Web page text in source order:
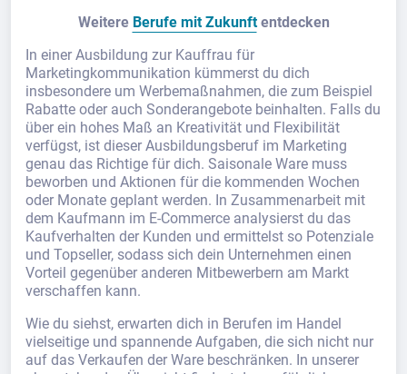
Weitere Berufe mit Zukunft entdecken
In einer Ausbildung zur Kauffrau für
Marketingkommunikation kümmerst du dich
insbesondere um Werbemaßnahmen, die zum Beispiel
Rabatte oder auch Sonderangebote beinhalten. Falls du
über ein hohes Maß an Kreativität und Flexibilität
verfügst, ist dieser Ausbildungsberuf im Marketing
genau das Richtige für dich. Saisonale Ware muss
beworben und Aktionen für die kommenden Wochen
oder Monate geplant werden. In Zusammenarbeit mit
dem Kaufmann im E-Commerce analysierst du das
Kaufverhalten der Kunden und ermittelst so Potenziale
und Topseller, sodass sich dein Unternehmen einen
Vorteil gegenüber anderen Mitbewerbern am Markt
verschaffen kann.
Wie du siehst, erwarten dich in Berufen im Handel
vielseitige und spannende Aufgaben, die sich nicht nur
auf das Verkaufen der Ware beschränken. In unserer